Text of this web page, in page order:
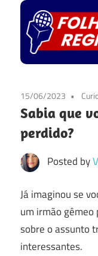
Skip
to
content
Folha
da
Região
15/06/2023
Sabia que
perdido?
Posted by
Já imaginou se
um irmão gêmeo
sobre o assunto
interessantes.